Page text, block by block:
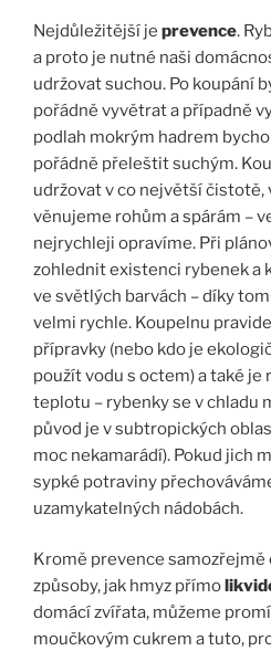
Nejdůležitější je prevence.
a proto je nutné naši
udržovat suchou. Po koupání
pořádně vyvětrat a případně
podlah mokrým hadrem
pořádně přeleštit suchým.
udržovat v co největší čistotě,
věnujeme rohům a spárám –
nejrychleji opravíme. Při
zohlednit existenci rybenek a
ve světlých barvách – díky
velmi rychle. Koupelnu
přípravky (nebo kdo je
použít vodu s octem) a také je
teplotu – rybenky se v chladu
původ je v subtropických
moc nekamarádí). Pokud jich
sypké potraviny
uzamykatelných nádobách.
Kromě prevence
způsoby, jak hmyz přímo
domácí zvířata, můžeme
moučkovým cukrem a tuto,